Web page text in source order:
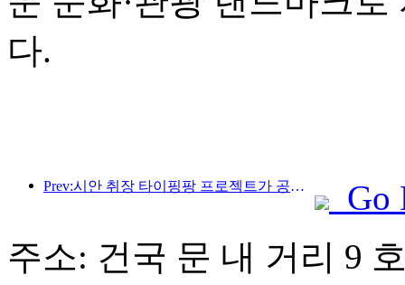
다.
Prev:시안 취장 타이핑팡 프로젝트가 공식적으로 착공했으며, 총 건축 면적은 13만 7천 제곱미터입니다.
Go
주소: 건국 문 내 거리 9